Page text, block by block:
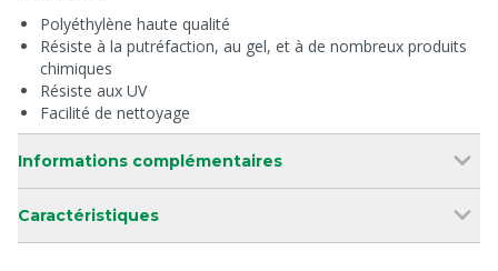
Polyéthylène haute qualité
Résiste à la putréfaction, au gel, et à de nombreux produits
chimiques
Résiste aux UV
Facilité de nettoyage
Informations complémentaires
Caractéristiques